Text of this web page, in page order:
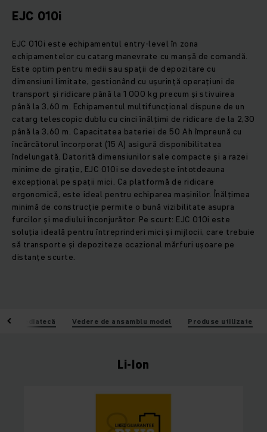
EJC 010i
EJC 010i este echipamentul entry-level în zona
echipamentelor cu catarg manevrate cu manșă de comandă.
Este optim pentru medii sau spații de depozitare cu
dimensiuni limitate, gestionând cu ușurință operațiuni de
transport și ridicare până la 1 000 kg precum și stivuirea
până la 3,60 m. Echipamentul multifuncțional dispune de un
catarg telescopic dublu cu cinci înălțimi de ridicare de la 2,30
până la 3,60 m. Capacitatea bateriei de 50 Ah împreună cu
încărcătorul încorporat (15 A) asigură disponibilitatea
îndelungată. Datorită dimensiunilor sale compacte și a razei
minime de girație, EJC 010i se dovedește întotdeauna
excepțional pe spații mici. Ca platformă de ridicare
ergonomică, este ideal pentru echiparea mașinilor. Înălțimea
minimă de construcție permite o bună vizibilitate asupra
furcilor și mediului înconjurător. Pe scurt: EJC 010i este
soluția ideală pentru întreprinderi mici și mijlocii, care trebuie
să transporte și depoziteze ocazional mărfuri ușoare pe
distanțe scurte.
Mediatecă Vedere de ansamblu model Produse utilizate
Li-Ion